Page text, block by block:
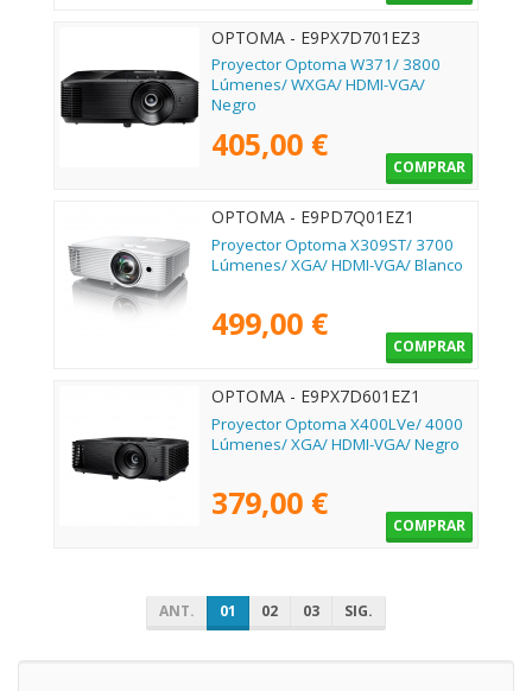
OPTOMA - E9PX7D701EZ3
Proyector Optoma W371/ 3800
Lúmenes/ WXGA/ HDMI-VGA/
Negro
405,00 €
COMPRAR
OPTOMA - E9PD7Q01EZ1
Proyector Optoma X309ST/ 3700
Lúmenes/ XGA/ HDMI-VGA/ Blanco
499,00 €
COMPRAR
OPTOMA - E9PX7D601EZ1
Proyector Optoma X400LVe/ 4000
Lúmenes/ XGA/ HDMI-VGA/ Negro
379,00 €
COMPRAR
ANT. 01 02 03 SIG.